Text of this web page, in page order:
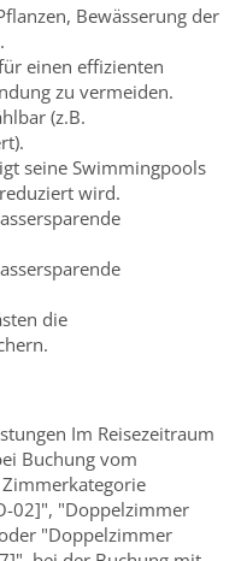
Bewässerung der
einen effizienten
zu vermeiden.
(z.B.
seine Swimmingpools
wird.
die
Im Reisezeitraum
Buchung vom
02]", "Doppelzimmer
"Doppelzimmer